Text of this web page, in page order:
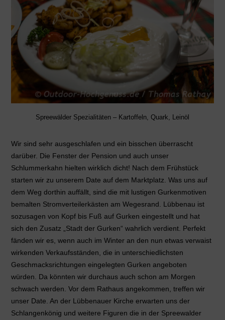
Spreewälder Spezialitäten – Kartoffeln, Quark, Leinöl
Wir sind sehr ausgeschlafen und ein bisschen überrascht
darüber. Die Fenster der Pension und auch unser
Schlummerkahn hielten wirklich dicht! Nach dem Frühstück
starten wir zu unserem Date auf dem Marktplatz. Was uns auf
dem Weg dorthin auffällt, sind die mit lustigen Gurkenmotiven
bemalten Stromverteilerkästen am Wegesrand. Lübbenau ist
sozusagen von Kopf bis Fuß auf Gurken eingestellt und hat
sich den Zusatz „Stadt der Gurken“ wahrlich verdient. Perfekt
fänden wir es, wenn auch im Winter an den nun etwas verwaist
wirkenden Verkaufsständen, die in unterschiedlichsten
Geschmacksrichtungen eingelegten Gurken angeboten
würden. Da könnten wir durchaus auch schon am Morgen
schwach werden. Vor dem Rathaus angekommen, treffen wir
unser Date. An der Lübbenauer Kirche erwarten uns der
Schlangenkönig und weitere Figuren die in der Spreewalder